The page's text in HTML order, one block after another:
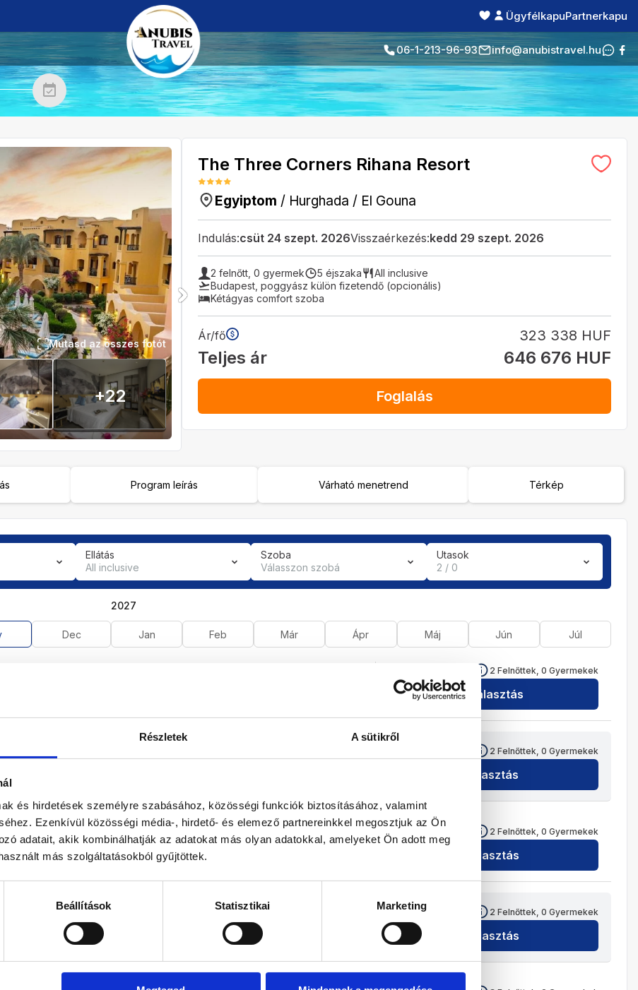
Részletek A sütikről
és hirdetések személyre szabásához, közösségi funkciók biztosításához, valamint
Ezenkívül közösségi média-, hirdető- és elemező partnereinkkel megosztjuk az Ön
adatait, akik kombinálhatják az adatokat más olyan adatokkal, amelyeket Ön adott meg
más szolgáltatásokból gyűjtöttek.
Beállítások Statisztikai Marketing
ÜgyfélkapuPartnerkapu
06-1-213-96-93 info@anubistravel.hu
Mutasd az összes fotót
+22
The Three Corners Rihana Resort
Egyiptom / Hurghada / El Gouna
Indulás:csüt 24 szept. 2026Visszaérkezés:kedd 29 szept. 2026
2 felnőtt,0 gyermek 5 éjszaka
All inclusive
Budapest poggyász külön fizetendő (opcionális)
Kétágyas comfort szoba
Ár/fő 323 338 HUF
Teljes ár 646 676 HUF
Foglalás
Program leírás Várható menetrend Térkép
Ellátás
All inclusive
Szoba
Válasszon szobá
Utasok
2 / 0
Dec
2027
Jan Feb Már Ápr Máj Jún Júl
2 Felnőttek, 0 Gyermekek
Kiválasztás
2 Felnőttek, 0 Gyermekek
Kiválasztás
Szoba
1 242 696HUF 2 Felnőttek, 0 Gyermekek
Kiválasztás
Járatinformációk
Szoba
1 022 996 2 Felnőttek, 0 Gyermekek
Kiválasztás